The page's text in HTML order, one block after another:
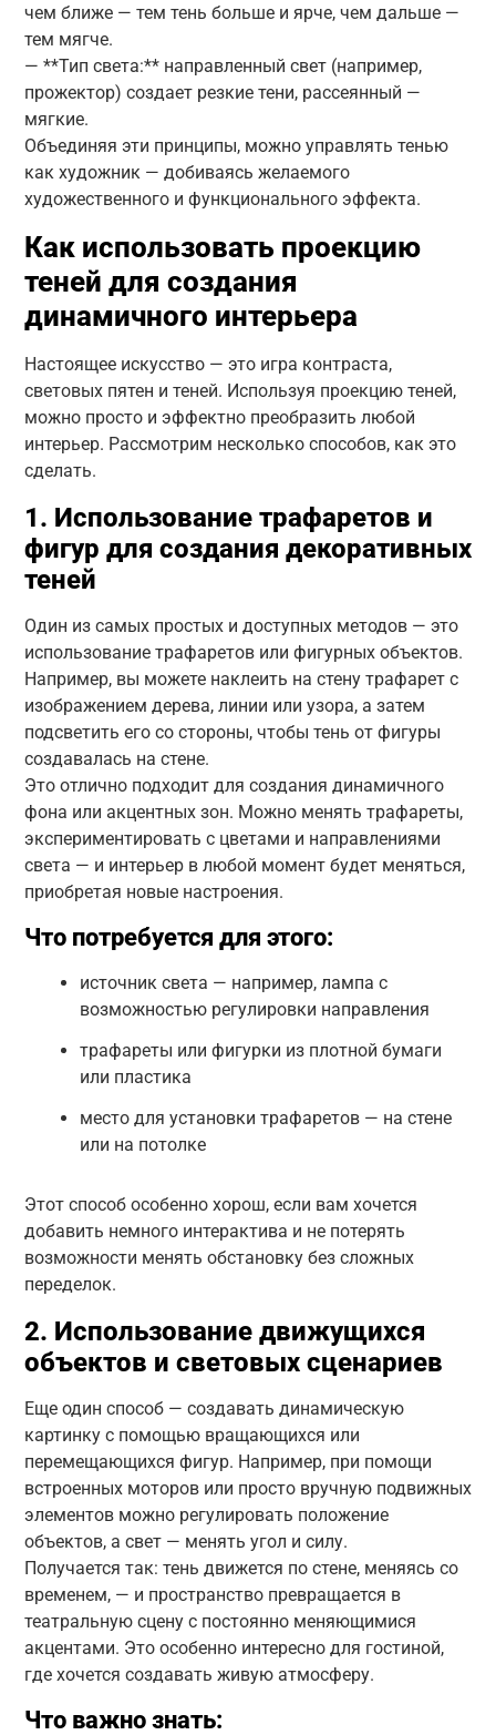
чем ближе — тем тень больше и ярче, чем дальше —
тем мягче.
— **Тип света:** направленный свет (например,
прожектор) создает резкие тени, рассеянный —
мягкие.
Объединяя эти принципы, можно управлять тенью
как художник — добиваясь желаемого
художественного и функционального эффекта.
Как использовать проекцию
теней для создания
динамичного интерьера
Настоящее искусство — это игра контраста,
световых пятен и теней. Используя проекцию теней,
можно просто и эффектно преобразить любой
интерьер. Рассмотрим несколько способов, как это
сделать.
1. Использование трафаретов и
фигур для создания декоративных
теней
Один из самых простых и доступных методов — это
использование трафаретов или фигурных объектов.
Например, вы можете наклеить на стену трафарет с
изображением дерева, линии или узора, а затем
подсветить его со стороны, чтобы тень от фигуры
создавалась на стене.
Это отлично подходит для создания динамичного
фона или акцентных зон. Можно менять трафареты,
экспериментировать с цветами и направлениями
света — и интерьер в любой момент будет меняться,
приобретая новые настроения.
Что потребуется для этого:
источник света — например, лампа с
возможностью регулировки направления
трафареты или фигурки из плотной бумаги
или пластика
место для установки трафаретов — на стене
или на потолке
Этот способ особенно хорош, если вам хочется
добавить немного интерактива и не потерять
возможности менять обстановку без сложных
переделок.
2. Использование движущихся
объектов и световых сценариев
Еще один способ — создавать динамическую
картинку с помощью вращающихся или
перемещающихся фигур. Например, при помощи
встроенных моторов или просто вручную подвижных
элементов можно регулировать положение
объектов, а свет — менять угол и силу.
Получается так: тень движется по стене, меняясь со
временем, — и пространство превращается в
театральную сцену с постоянно меняющимися
акцентами. Это особенно интересно для гостиной,
где хочется создавать живую атмосферу.
Что важно знать: